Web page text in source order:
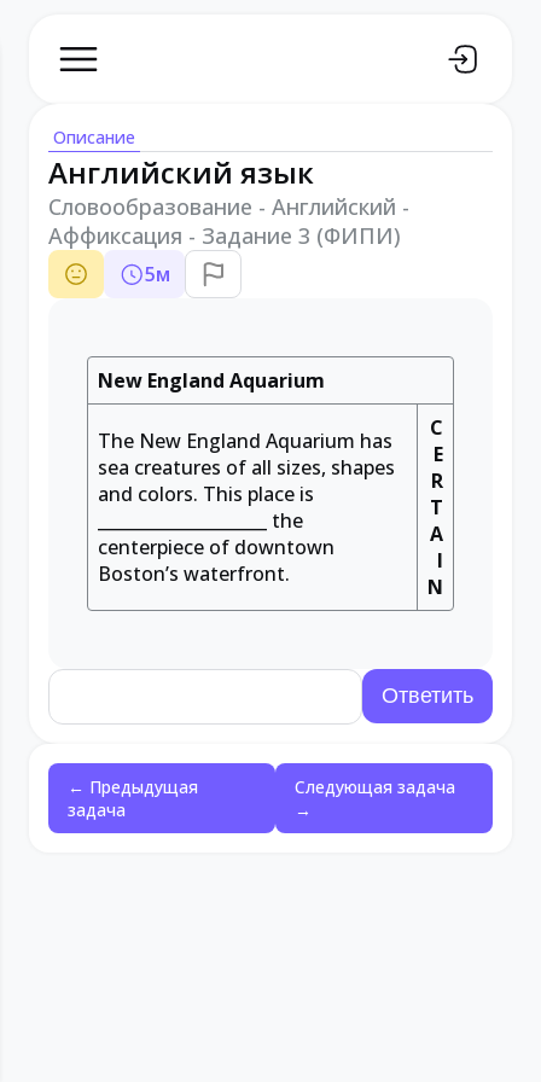
Описание
Английский язык
Словообразование - Английский -
Аффиксация - Задание 3 (ФИПИ)
5м
New England Aquarium
The New England Aquarium has
sea creatures of all sizes, shapes
and colors. This place is
the
centerpiece of downtown
Boston’s waterfront.
C
E
R
T
A
I
N
← Предыдущая
задача
Следующая задача
→